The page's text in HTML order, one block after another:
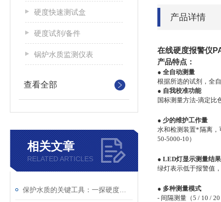
硬度快速测试盒
硬度试剂/备件
锅炉水质监测仪表
查看全部
相关文章
RELATED ARTICLES
产品详情
在线硬度报警仪
产品特点：
● 全自动测量
根据所选的试剂，全
● 自我校准功能
国标测量方法-滴定比
● 少的维护工作量
水和检测装置*隔离，
50-5000-10）
● LED灯显示测量结果
绿灯表示低于报警值
● 多种测量模式
- 间隔测量（5 / 10 /